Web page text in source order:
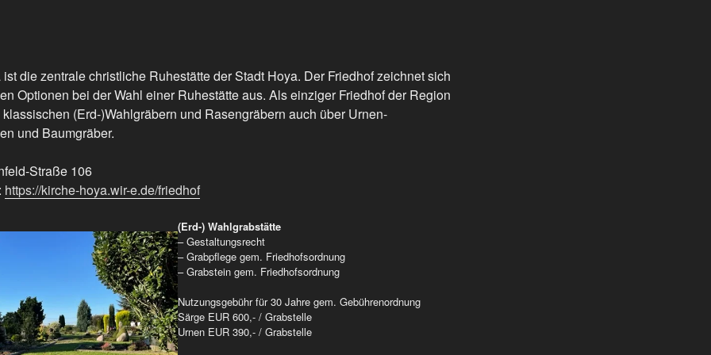
die zentrale christliche Ruhestätte der Stadt Hoya. Der Friedhof zeichnet sich
Optionen bei der Wahl einer Ruhestätte aus. Als einziger Friedhof der Region
(Erd-)Wahlgräbern und Rasengräbern auch über Urnen-
und Baumgräber.
Straße 106
https://kirche-hoya.wir-e.de/friedhof
(Erd-) Wahlgrabstätte
– Gestaltungsrecht
– Grabpflege gem. Friedhofsordnung
– Grabstein gem. Friedhofsordnung
Nutzungsgebühr für 30 Jahre gem. Gebührenordnung
Särge EUR 600,- / Grabstelle
Urnen EUR 390,- / Grabstelle